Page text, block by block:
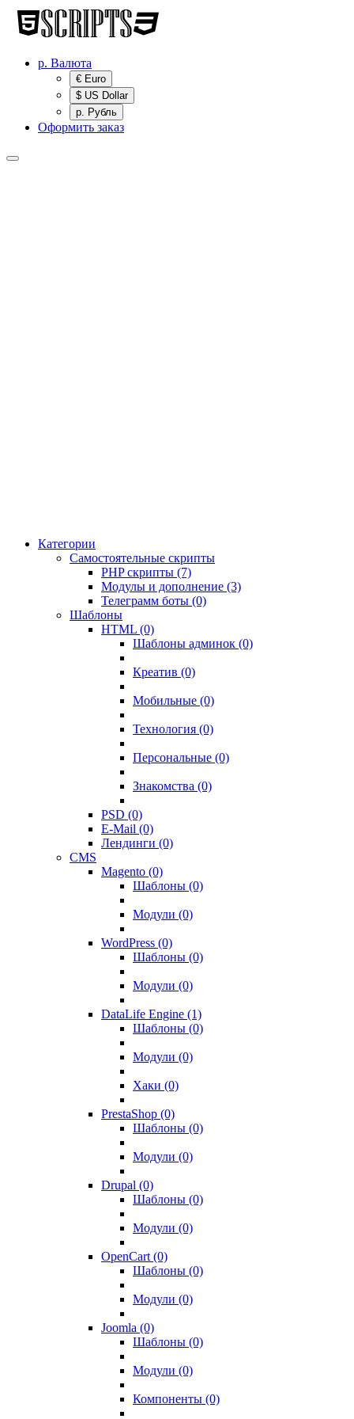
р. Валюта
€ Euro
$ US Dollar
р. Рубль
Оформить заказ
Категории
Самостоятельные скрипты
PHP скрипты (7)
Модулы и дополнение (3)
Телеграмм боты (0)
Шаблоны
HTML (0)
Шаблоны админок (0)
Креатив (0)
Мобильные (0)
Технология (0)
Персональные (0)
Знакомства (0)
PSD (0)
E-Mail (0)
Лендинги (0)
CMS
Magento (0)
Шаблоны (0)
Модули (0)
WordPress (0)
Шаблоны (0)
Модули (0)
DataLife Engine (1)
Шаблоны (0)
Модули (0)
Хаки (0)
PrestaShop (0)
Шаблоны (0)
Модули (0)
Drupal (0)
Шаблоны (0)
Модули (0)
OpenCart (0)
Шаблоны (0)
Модули (0)
Joomla (0)
Шаблоны (0)
Модули (0)
Компоненты (0)